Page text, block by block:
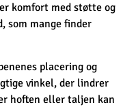
komfort med støtte og
som mange finder
placering og
vinkel, der lindrer
hoften eller taljen kan